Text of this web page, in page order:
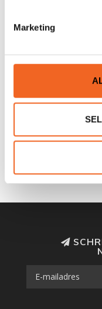
Marketing
SWEET ELBOW
LIGHT